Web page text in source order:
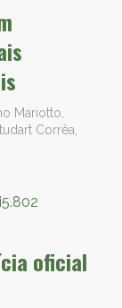
Mariotto,
Corrêa,
oficial